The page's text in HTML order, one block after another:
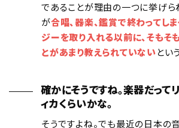
であることが理由の一つに挙げら
が合唱、器楽、鑑賞で終わってし
ジーを取り入れる以前に、そもそ
とがあまり教えられていないとい
確かにそうですね。楽器だって
ィカくらいかな。
そうですよね。でも最近の日本の